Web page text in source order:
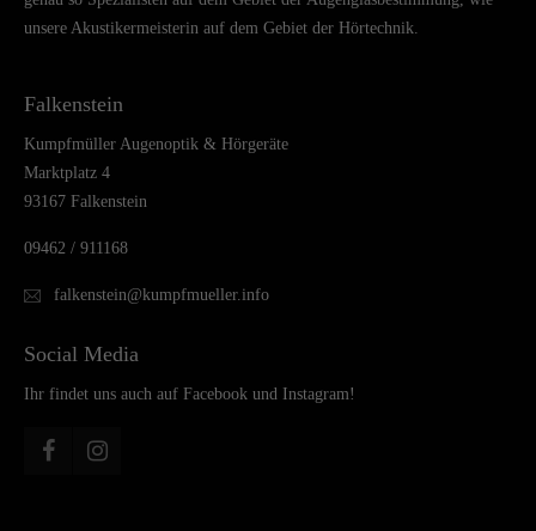
unsere Akustikermeisterin auf dem Gebiet der Hörtechnik.
Falkenstein
Kumpfmüller Augenoptik & Hörgeräte
Marktplatz 4
93167 Falkenstein
09462 / 911168
falkenstein@kumpfmueller.info
Social Media
Ihr findet uns auch auf Facebook und Instagram!